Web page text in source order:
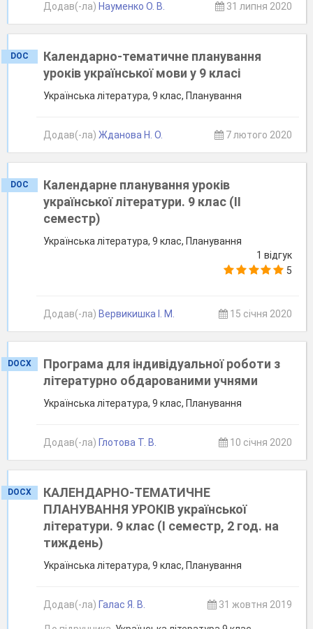
Додав(-ла) Науменко О. В. 31 липня 2020
DOC
Календарно-тематичне планування
уроків української мови у 9 класі
Українська література, 9 клас, Планування
Додав(-ла) Жданова Н. О. 7 лютого 2020
DOC
Календарне планування уроків
української літератури. 9 клас (ІІ
семестр)
Українська література, 9 клас, Планування
1 відгук
5
Додав(-ла) Вервикишка І. М. 15 січня 2020
DOCX
Програма для індивідуальної роботи з
літературно обдарованими учнями
Українська література, 9 клас, Планування
Додав(-ла) Глотова Т. В. 10 січня 2020
DOCX
КАЛЕНДАРНО-ТЕМАТИЧНЕ
ПЛАНУВАННЯ УРОКІВ української
літератури. 9 клас (І семестр, 2 год. на
тиждень)
Українська література, 9 клас, Планування
Додав(-ла) Галас Я. В. 31 жовтня 2019